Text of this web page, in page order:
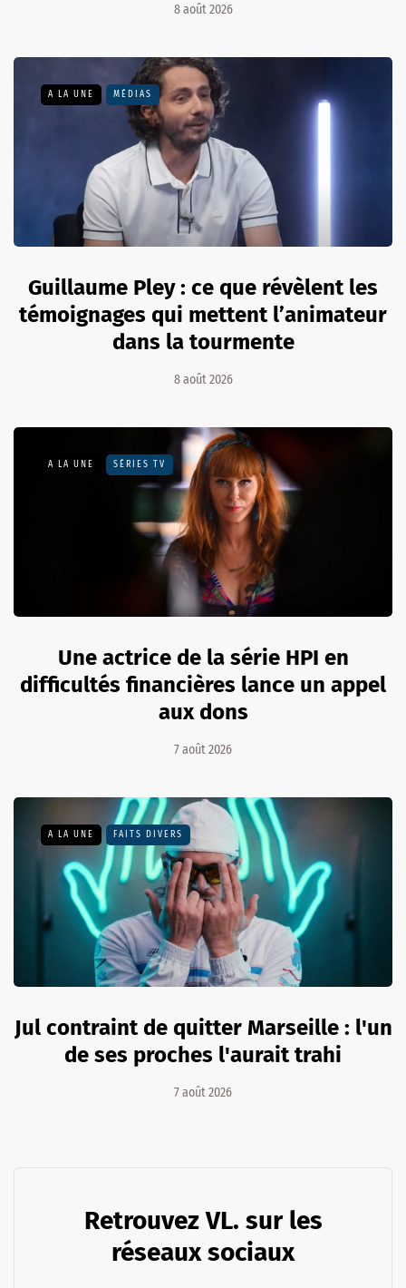
8 août 2026
A LA UNE MÉDIAS
Guillaume Pley : ce que révèlent les
témoignages qui mettent l’animateur
dans la tourmente
8 août 2026
A LA UNE SÉRIES TV
Une actrice de la série HPI en
difficultés financières lance un appel
aux dons
7 août 2026
A LA UNE FAITS DIVERS
Jul contraint de quitter Marseille : l'un
de ses proches l'aurait trahi
7 août 2026
Retrouvez VL. sur les
réseaux sociaux